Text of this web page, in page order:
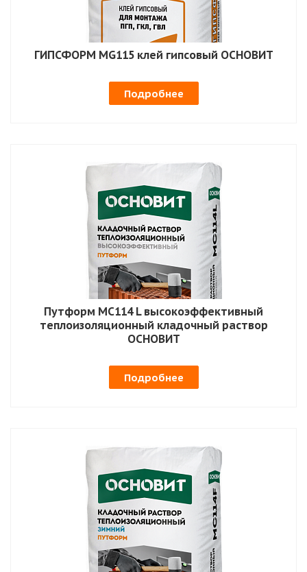
ГИПСФОРМ MG115 клей гипсовый ОСНОВИТ
Подробнее
Путформ MC114 L высокоэффективный
теплоизоляционный кладочный раствор
ОСНОВИТ
Подробнее